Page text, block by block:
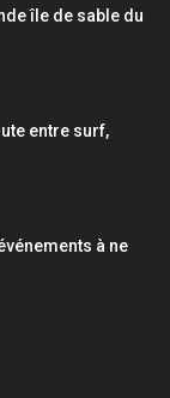
île de sable du
entre surf,
à ne